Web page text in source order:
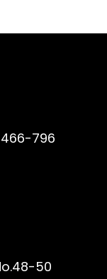
796
50